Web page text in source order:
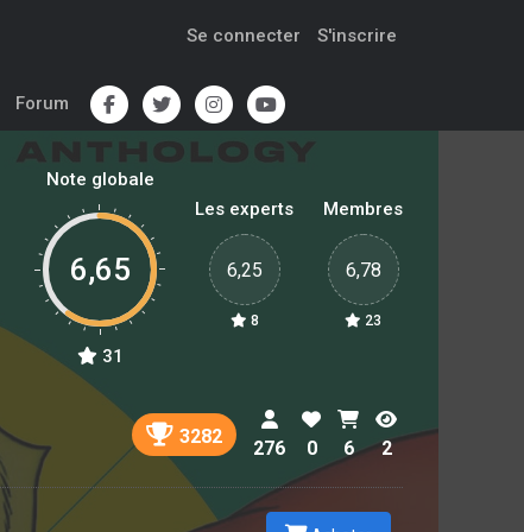
Se connecter S'inscrire
Forum
Note globale
6,65
31
Les experts
6,25
8
Membres
6,78
23
3282
276 0 6 2